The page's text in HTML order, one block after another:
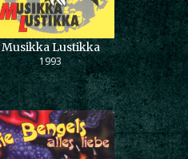
Musikka Lustikka
1993